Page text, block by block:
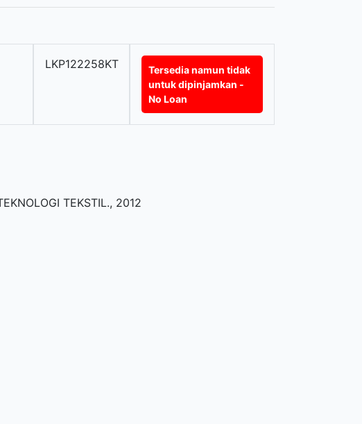
LKP122258KT
Tersedia namun tidak
untuk dipinjamkan -
No Loan
TEKSTIL., 2012